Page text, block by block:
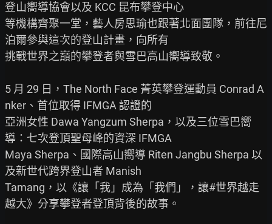
登山嚮導協會以及 KCC 昆布攀登中心
等機構齊聚一堂，藝人房思瑜也跟著北面團隊，前往尼
泊爾參與這次的登山計畫，向所有
挑戰世界之巔的攀登者與雪巴高山嚮導致敬。
5 月 29 日，The North Face 菁英攀登運動員 Conrad A
nker、首位取得 IFMGA 認證的
亞洲女性 Dawa Yangzum Sherpa，以及三位雪巴嚮
導：七次登頂聖母峰的資深 IFMGA
Maya Sherpa、國際高山嚮導 Riten Jangbu Sherpa 以
及新世代跨界登山者 Manish
Tamang，以《讓「我」成為「我們」，讓#世界越走
越大》分享攀登者登頂背後的故事。